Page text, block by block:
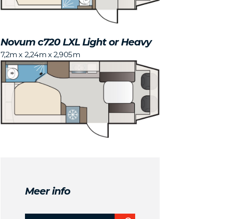
Novum c720 LXL Light or Heavy
7,2m x 2,24m x 2,905m
Meer info